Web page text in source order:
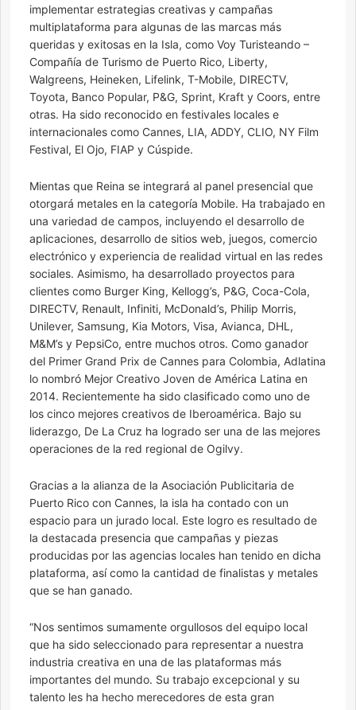
implementar estrategias creativas y campañas
multiplataforma para algunas de las marcas más
queridas y exitosas en la Isla, como Voy Turisteando –
Compañía de Turismo de Puerto Rico, Liberty,
Walgreens, Heineken, Lifelink, T-Mobile, DIRECTV,
Toyota, Banco Popular, P&G, Sprint, Kraft y Coors, entre
otras. Ha sido reconocido en festivales locales e
internacionales como Cannes, LIA, ADDY, CLIO, NY Film
Festival, El Ojo, FIAP y Cúspide.
Mientas que Reina se integrará al panel presencial que
otorgará metales en la categoría Mobile. Ha trabajado en
una variedad de campos, incluyendo el desarrollo de
aplicaciones, desarrollo de sitios web, juegos, comercio
electrónico y experiencia de realidad virtual en las redes
sociales. Asimismo, ha desarrollado proyectos para
clientes como Burger King, Kellogg’s, P&G, Coca-Cola,
DIRECTV, Renault, Infiniti, McDonald’s, Philip Morris,
Unilever, Samsung, Kia Motors, Visa, Avianca, DHL,
M&M’s y PepsiCo, entre muchos otros. Como ganador
del Primer Grand Prix de Cannes para Colombia, Adlatina
lo nombró Mejor Creativo Joven de América Latina en
2014. Recientemente ha sido clasificado como uno de
los cinco mejores creativos de Iberoamérica. Bajo su
liderazgo, De La Cruz ha logrado ser una de las mejores
operaciones de la red regional de Ogilvy.
Gracias a la alianza de la Asociación Publicitaria de
Puerto Rico con Cannes, la isla ha contado con un
espacio para un jurado local. Este logro es resultado de
la destacada presencia que campañas y piezas
producidas por las agencias locales han tenido en dicha
plataforma, así como la cantidad de finalistas y metales
que se han ganado.
“Nos sentimos sumamente orgullosos del equipo local
que ha sido seleccionado para representar a nuestra
industria creativa en una de las plataformas más
importantes del mundo. Su trabajo excepcional y su
talento les ha hecho merecedores de esta gran